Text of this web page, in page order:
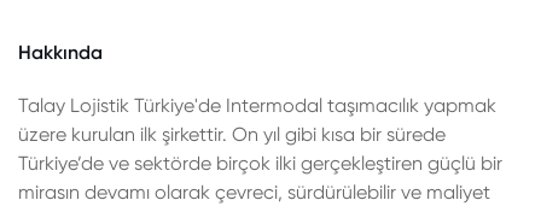
Hakkında
Talay Lojistik Türkiye'de Intermodal taşımacılık yapmak
üzere kurulan ilk şirkettir. On yıl gibi kısa bir sürede
Türkiye’de ve sektörde birçok ilki gerçekleştiren güçlü bir
mirasın devamı olarak çevreci, sürdürülebilir ve maliyet